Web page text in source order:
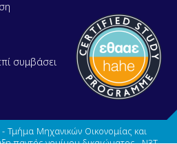
συμβάσει
Τμήμα Μηχανικών Οικονομίας και